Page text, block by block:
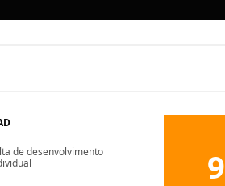
de desenvolvimento
9